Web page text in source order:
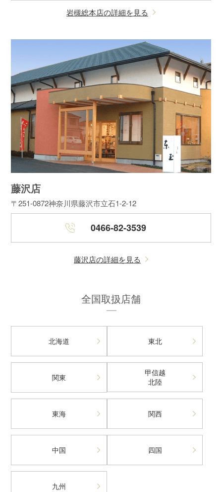
岩槻総本店の詳細を見る
藤沢店
〒251-0872神奈川県藤沢市立石1-2-12
0466-82-3539
藤沢店の詳細を見る
全国取扱店舗
北海道 東北
関東
甲信越
北陸
東海 関西
中国 四国
九州